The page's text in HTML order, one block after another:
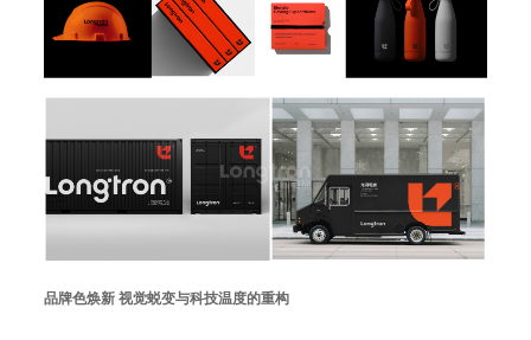
品牌色焕新 视觉蜕变与科技温度的重构